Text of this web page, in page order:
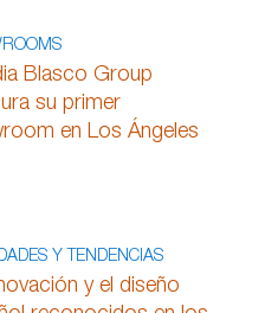
Blasco Group
su primer
en Los Ángeles
Y TENDENCIAS
y el diseño